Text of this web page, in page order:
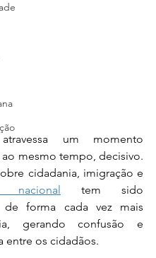
um momento
mesmo tempo, decisivo.
nacional
tem sido
de forma cada vez mais
gerando confusão e
entre os cidadãos.